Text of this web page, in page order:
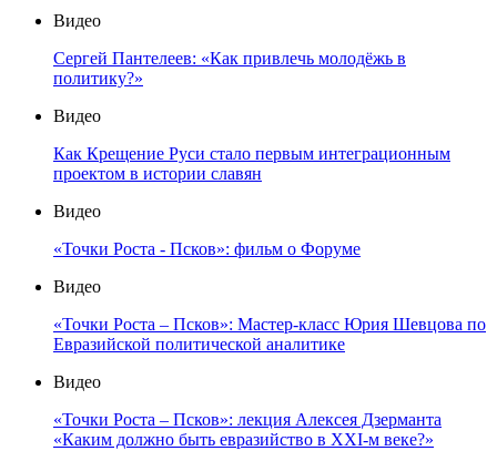
Видео
Сергей Пантелеев: «Как привлечь молодёжь в
политику?»
Видео
Как Крещение Руси стало первым интеграционным
проектом в истории славян
Видео
«Точки Роста - Псков»: фильм о Форуме
Видео
«Точки Роста – Псков»: Мастер-класс Юрия Шевцова по
Евразийской политической аналитике
Видео
«Точки Роста – Псков»: лекция Алексея Дзерманта
«Каким должно быть евразийство в XXI-м веке?»